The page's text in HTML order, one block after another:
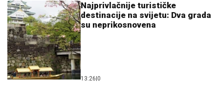
Najprivlačnije turističke
destinacije na svijetu: Dva grada
su neprikosnovena
13:26 0